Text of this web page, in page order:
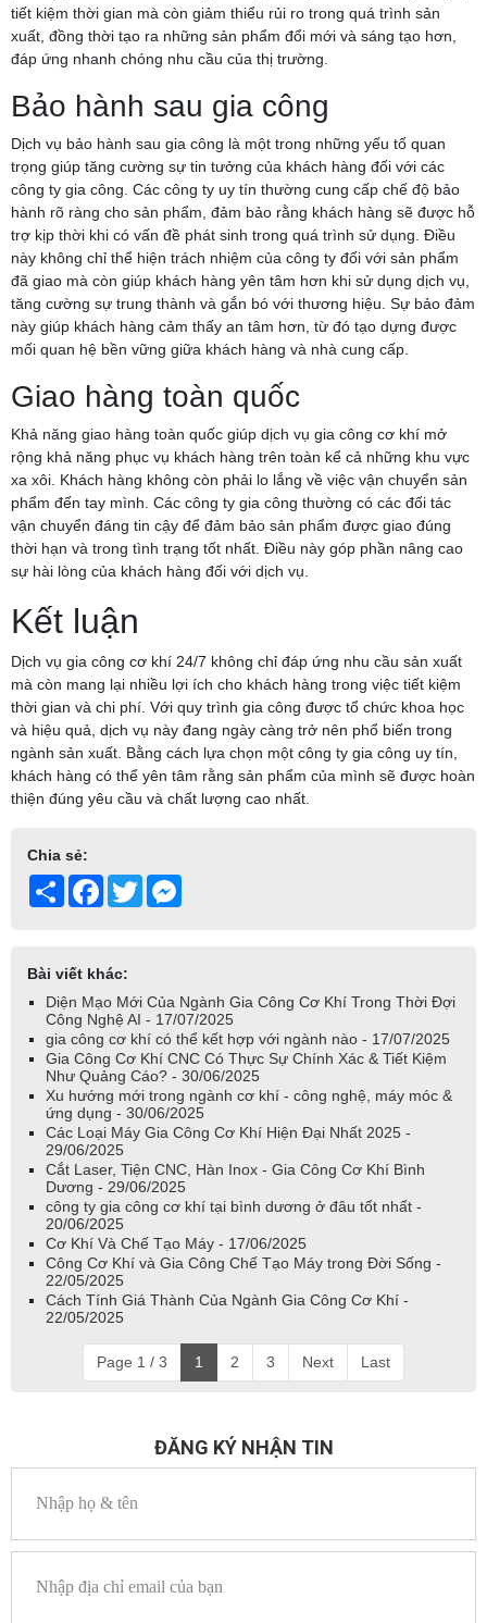
tiết kiệm thời gian mà còn giảm thiểu rủi ro trong quá trình sản
xuất, đồng thời tạo ra những sản phẩm đổi mới và sáng tạo hơn,
đáp ứng nhanh chóng nhu cầu của thị trường.
Bảo hành sau gia công
Dịch vụ bảo hành sau gia công là một trong những yếu tố quan
trọng giúp tăng cường sự tin tưởng của khách hàng đối với các
công ty gia công. Các công ty uy tín thường cung cấp chế độ bảo
hành rõ ràng cho sản phẩm, đảm bảo rằng khách hàng sẽ được hỗ
trợ kịp thời khi có vấn đề phát sinh trong quá trình sử dụng. Điều
này không chỉ thể hiện trách nhiệm của công ty đối với sản phẩm
đã giao mà còn giúp khách hàng yên tâm hơn khi sử dụng dịch vụ,
tăng cường sự trung thành và gắn bó với thương hiệu. Sự bảo đảm
này giúp khách hàng cảm thấy an tâm hơn, từ đó tạo dựng được
mối quan hệ bền vững giữa khách hàng và nhà cung cấp.
Giao hàng toàn quốc
Khả năng giao hàng toàn quốc giúp dịch vụ gia công cơ khí mở
rộng khả năng phục vụ khách hàng trên toàn kể cả những khu vực
xa xôi. Khách hàng không còn phải lo lắng về việc vận chuyển sản
phẩm đến tay mình. Các công ty gia công thường có các đối tác
vận chuyển đáng tin cậy để đảm bảo sản phẩm được giao đúng
thời hạn và trong tình trạng tốt nhất. Điều này góp phần nâng cao
sự hài lòng của khách hàng đối với dịch vụ.
Kết luận
Dịch vụ gia công cơ khí 24/7 không chỉ đáp ứng nhu cầu sản xuất
mà còn mang lại nhiều lợi ích cho khách hàng trong việc tiết kiệm
thời gian và chi phí. Với quy trình gia công được tổ chức khoa học
và hiệu quả, dịch vụ này đang ngày càng trở nên phổ biến trong
ngành sản xuất. Bằng cách lựa chọn một công ty gia công uy tín,
khách hàng có thể yên tâm rằng sản phẩm của mình sẽ được hoàn
thiện đúng yêu cầu và chất lượng cao nhất.
Chia sẻ:
Share Facebook
Twitter
Bài viết khác:
Diện Mạo Mới Của Ngành Gia Công Cơ Khí Trong Thời Đợi
Công Nghệ AI - 17/07/2025
gia công cơ khí có thể kết hợp với ngành nào - 17/07/2025
Gia Công Cơ Khí CNC Có Thực Sự Chính Xác & Tiết Kiệm
Như Quảng Cáo? - 30/06/2025
Xu hướng mới trong ngành cơ khí - công nghệ, máy móc &
ứng dụng - 30/06/2025
Các Loại Máy Gia Công Cơ Khí Hiện Đại Nhất 2025 -
29/06/2025
Cắt Laser, Tiện CNC, Hàn Inox - Gia Công Cơ Khí Bình
Dương - 29/06/2025
công ty gia công cơ khí tại bình dương ở đâu tốt nhất -
20/06/2025
Cơ Khí Và Chế Tạo Máy - 17/06/2025
Công Cơ Khí và Gia Công Chế Tạo Máy trong Đời Sống -
22/05/2025
Cách Tính Giá Thành Của Ngành Gia Công Cơ Khí -
22/05/2025
Page 1 / 3 1 2 3 Next Last
ĐĂNG KÝ NHẬN TIN